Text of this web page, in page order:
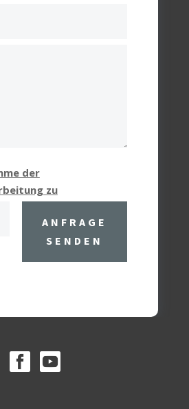
der
zu
ANFRAGE
SENDEN